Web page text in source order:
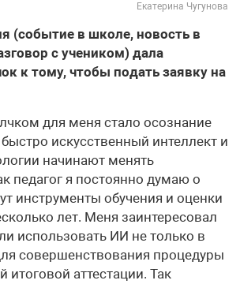
Екатерина Чугунова
(событие в школе, новость в
с учеником) дала
к тому, чтобы подать заявку на
для меня стало осознание
искусственный интеллект и
начинают менять
педагог я постоянно думаю о
инструменты обучения и оценки
лет. Меня заинтересовал
использовать ИИ не только в
совершенствования процедуры
итоговой аттестации. Так